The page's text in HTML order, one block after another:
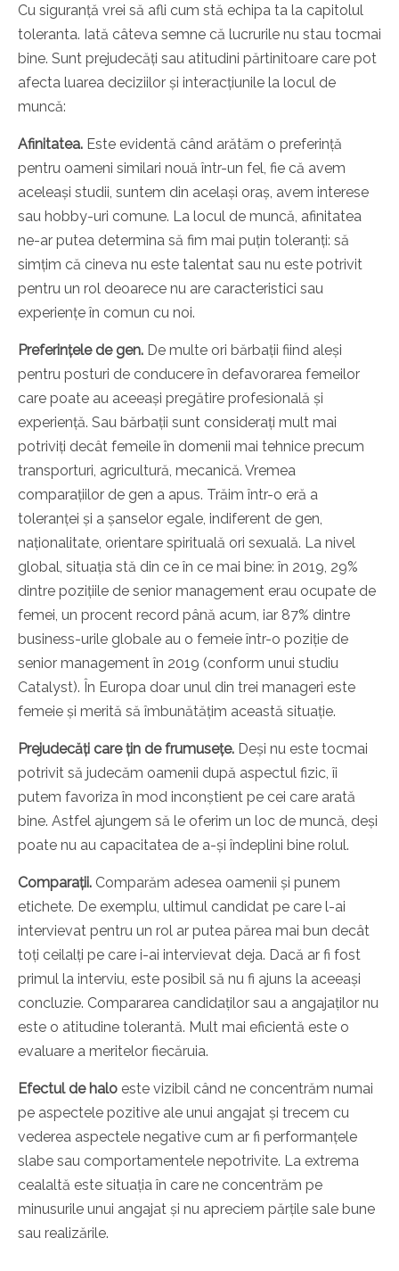
Cu siguranță vrei să afli cum stă echipa ta la capitolul
toleranta. Iată câteva semne că lucrurile nu stau tocmai
bine. Sunt prejudecăți sau atitudini părtinitoare care pot
afecta luarea deciziilor și interacțiunile la locul de
muncă:
Afinitatea. Este evidentă când arătăm o preferință
pentru oameni similari nouă într-un fel, fie că avem
aceleași studii, suntem din același oraș, avem interese
sau hobby-uri comune. La locul de muncă, afinitatea
ne-ar putea determina să fim mai puțin toleranți: să
simțim că cineva nu este talentat sau nu este potrivit
pentru un rol deoarece nu are caracteristici sau
experiențe în comun cu noi.
Preferințele de gen. De multe ori bărbații fiind aleși
pentru posturi de conducere în defavorarea femeilor
care poate au aceeași pregătire profesională și
experiență. Sau bărbații sunt considerați mult mai
potriviți decât femeile în domenii mai tehnice precum
transporturi, agricultură, mecanică. Vremea
comparațiilor de gen a apus. Trăim într-o eră a
toleranței și a șanselor egale, indiferent de gen,
naționalitate, orientare spirituală ori sexuală. La nivel
global, situația stă din ce în ce mai bine: în 2019, 29%
dintre pozițiile de senior management erau ocupate de
femei, un procent record până acum, iar 87% dintre
business-urile globale au o femeie într-o poziție de
senior management în 2019 (conform unui studiu
Catalyst). În Europa doar unul din trei manageri este
femeie și merită să îmbunătățim această situație.
Prejudecăți care țin de frumusețe. Deși nu este tocmai
potrivit să judecăm oamenii după aspectul fizic, îi
putem favoriza în mod inconștient pe cei care arată
bine. Astfel ajungem să le oferim un loc de muncă, deși
poate nu au capacitatea de a-și îndeplini bine rolul.
Comparații. Comparăm adesea oamenii și punem
etichete. De exemplu, ultimul candidat pe care l-ai
intervievat pentru un rol ar putea părea mai bun decât
toți ceilalți pe care i-ai intervievat deja. Dacă ar fi fost
primul la interviu, este posibil să nu fi ajuns la aceeași
concluzie. Compararea candidaților sau a angajaților nu
este o atitudine tolerantă. Mult mai eficientă este o
evaluare a meritelor fiecăruia.
Efectul de halo este vizibil când ne concentrăm numai
pe aspectele pozitive ale unui angajat și trecem cu
vederea aspectele negative cum ar fi performanțele
slabe sau comportamentele nepotrivite. La extrema
cealaltă este situația în care ne concentrăm pe
minusurile unui angajat și nu apreciem părțile sale bune
sau realizările.